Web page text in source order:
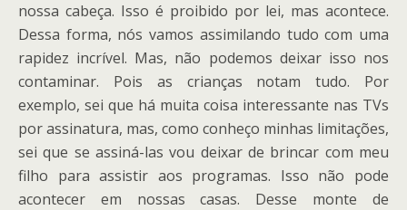
nossa cabeça. Isso é proibido por lei, mas acontece.
Dessa forma, nós vamos assimilando tudo com uma
rapidez incrível. Mas, não podemos deixar isso nos
contaminar. Pois as crianças notam tudo. Por
exemplo, sei que há muita coisa interessante nas TVs
por assinatura, mas, como conheço minhas limitações,
sei que se assiná-las vou deixar de brincar com meu
filho para assistir aos programas. Isso não pode
acontecer em nossas casas. Desse monte de